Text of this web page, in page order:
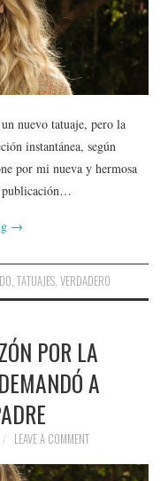
nuevo tatuaje, pero la
instantánea, según
por mi nueva y hermosa
publicación…
→
, TATUAJES, VERDADERO
POR LA
A
LEAVE A COMMENT